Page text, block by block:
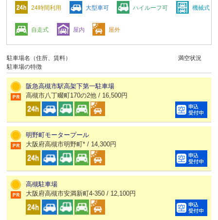
24時間利用 大型車可 ハイルーフ可 機械式
自走式 屋内 屋外
駐車場名（住所、賃料）
駐車場の特徴
満空状況
阪急高槻市駅高架下第一駐車場
高槻市八丁畷町170の2他 / 16,500円
明野町モータープール
大阪府高槻市明野町* / 14,300円
高槻駐車場
大阪府高槻市安満新町4-350 / 12,100円